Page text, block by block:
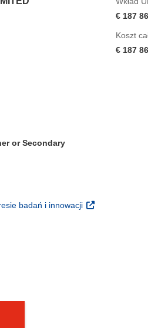
€ 187
or Secondary
nowym oknie)
badań i innowacji (odnośnik
się w nowym oknie)
Koszt
€ 187